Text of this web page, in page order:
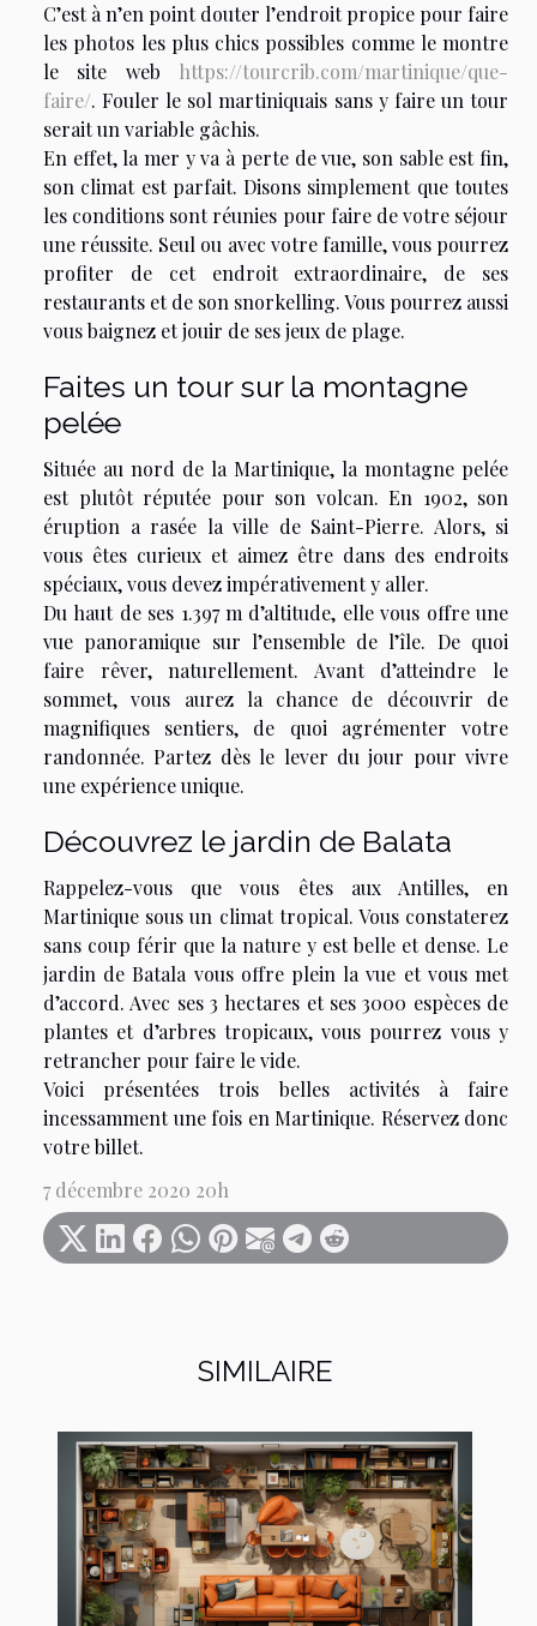
SIMILAIRE
C’est à n’en point douter l’endroit propice pour faire
les photos les plus chics possibles comme le montre
le site web https://tourcrib.com/martinique/que-
faire/. Fouler le sol martiniquais sans y faire un tour
serait un variable gâchis.
En effet, la mer y va à perte de vue, son sable est fin,
son climat est parfait. Disons simplement que toutes
les conditions sont réunies pour faire de votre séjour
une réussite. Seul ou avec votre famille, vous pourrez
profiter de cet endroit extraordinaire, de ses
restaurants et de son snorkelling. Vous pourrez aussi
vous baignez et jouir de ses jeux de plage.
Faites un tour sur la montagne
pelée
Située au nord de la Martinique, la montagne pelée
est plutôt réputée pour son volcan. En 1902, son
éruption a rasée la ville de Saint-Pierre. Alors, si
vous êtes curieux et aimez être dans des endroits
spéciaux, vous devez impérativement y aller.
Du haut de ses 1.397 m d’altitude, elle vous offre une
vue panoramique sur l’ensemble de l’île. De quoi
faire rêver, naturellement. Avant d’atteindre le
sommet, vous aurez la chance de découvrir de
magnifiques sentiers, de quoi agrémenter votre
randonnée. Partez dès le lever du jour pour vivre
une expérience unique.
Découvrez le jardin de Balata
Rappelez-vous que vous êtes aux Antilles, en
Martinique sous un climat tropical. Vous constaterez
sans coup férir que la nature y est belle et dense. Le
jardin de Batala vous offre plein la vue et vous met
d’accord. Avec ses 3 hectares et ses 3000 espèces de
plantes et d’arbres tropicaux, vous pourrez vous y
retrancher pour faire le vide.
Voici présentées trois belles activités à faire
incessamment une fois en Martinique. Réservez donc
votre billet.
7 décembre 2020 20h